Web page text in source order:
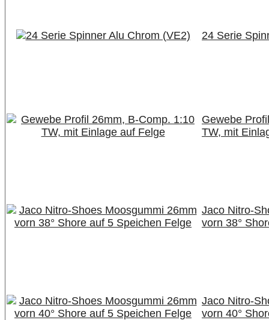
24 Serie
Gewebe
TW, mit
Jaco Nitro-
vorn 38°
Jaco Nitro-
vorn 40°